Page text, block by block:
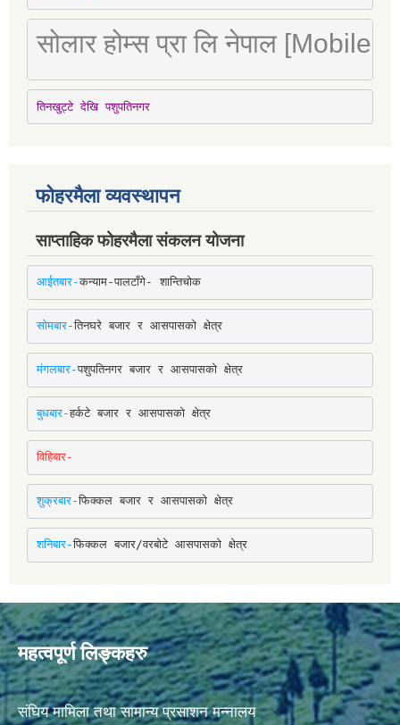
सोलार होम्स प्रा लि नेपाल [Mobile
तिनखुट्टे देखि पशुपतिनगर
फोहरमैला व्यवस्थापन
साप्ताहिक फोहरमैला संकलन योजना
आईतबार-कन्याम-पालटाँगे- शान्तिचोक
सोमबार-तिनघरे बजार र आसपासको क्षेत्र
मंगलबार-पशुपतिनगर बजार र आसपासको क्षेत्र
बुधबार-हर्कटे बजार र आसपासको क्षेत्र
विहिबार-
शुक्रबार-फिक्कल बजार र आसपासको क्षेत्र
शनिबार-फिक्कल बजार/वरबोटे आसपासको क्षेत्र
महत्वपूर्ण लिङ्कहरु
संघिय मामिला तथा सामान्य प्रसाशन मन्नालय